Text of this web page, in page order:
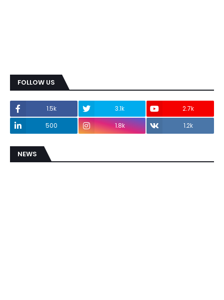
FOLLOW US
1.5k 3.1k
2.7k
500
1.8k 1.2k
NEWS